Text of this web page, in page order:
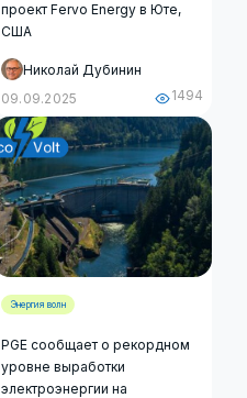
проект Fervo Energy в Юте,
США
Николай Дубинин
09.09.2025
1494
Энергия волн
PGE сообщает о рекордном
уровне выработки
электроэнергии на